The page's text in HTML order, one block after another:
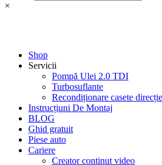
×
Shop
Servicii
Pompă Ulei 2.0 TDI
Turbosuflante
Recondiționare casete
Instrucțiuni De Montaj
BLOG
Ghid gratuit
Piese auto
Cariere
Creator continut video